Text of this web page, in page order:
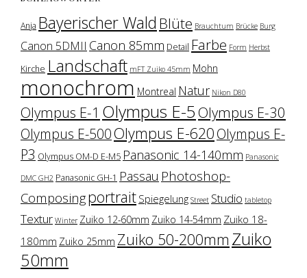
Anja Bayerischer Wald Blüte Brauchtum Brücke Burg
Canon 5DMII Canon 85mm Detail Farbe Form Herbst
Kirche Landschaft mFT Zuiko 45mm Mohn
monochrom Montreal Natur Nikon D80
Olympus E-1 Olympus E-5 Olympus E-30
Olympus E-500Olympus E-620Olympus E-
P3 Olympus OM-D E-M5 Panasonic 14-140mm Panasonic
DMC GH2 Panasonic GH-1 Passau Photoshop-
Composingportrait Spiegelung Street Studio tabletop
Textur Winter Zuiko 12-60mm Zuiko 14-54mm Zuiko 18-
180mm Zuiko 25mm Zuiko 50-200mm Zuiko
50mm